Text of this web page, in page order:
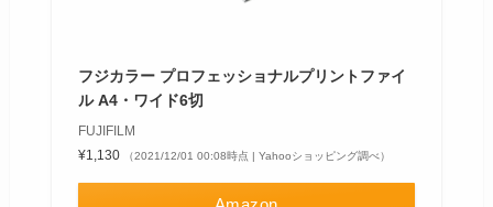
フジカラー プロフェッショナルプリントファイ
ル A4・ワイド6切
FUJIFILM
¥1,130
（2021/12/01 00:08時点 | Yahooショッピング調べ）